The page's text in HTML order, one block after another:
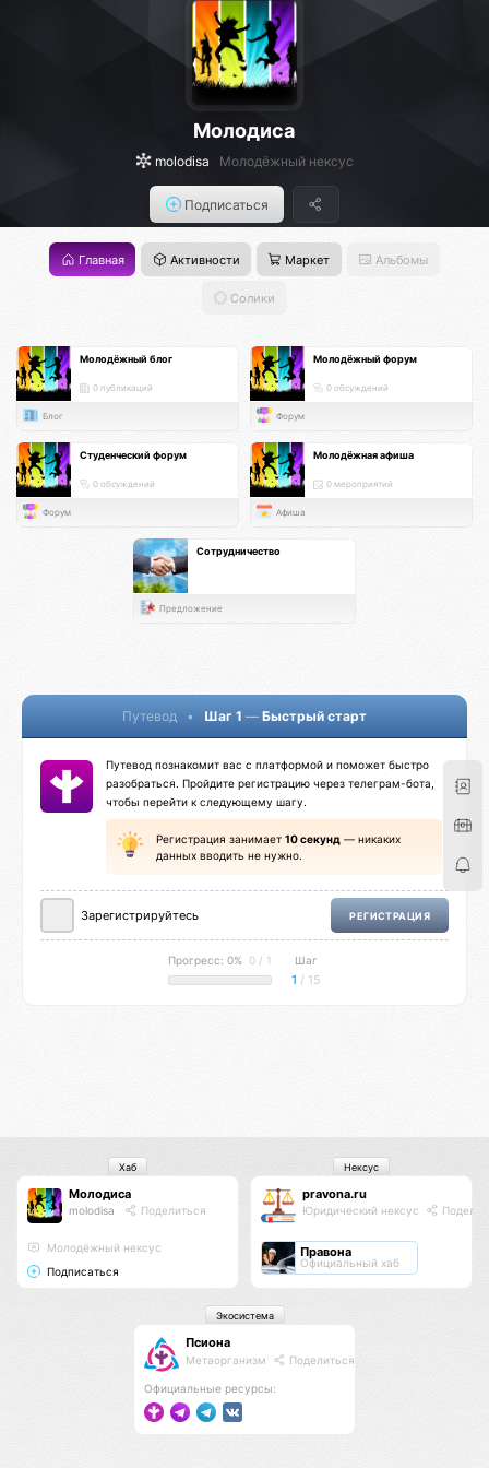
Молодиса
molodisa Молодёжный нексус
Подписаться
Главная Активности Маркет Альбомы
Солики
Молодёжный блог
0 публикаций
Блог
Молодёжный форум
0 обсуждений
Форум
Студенческий форум
0 обсуждений
Форум
Молодёжная афиша
0 мероприятий
Афиша
Сотрудничество
Предложение
Путевод • Шаг 1 — Быстрый старт
Путевод познакомит вас с платформой и поможет быстро
разобраться. Пройдите регистрацию через телеграм-бота,
чтобы перейти к следующему шагу.
Регистрация занимает 10 секунд — никаких
данных вводить не нужно.
Зарегистрируйтесь РЕГИСТРАЦИЯ
Прогресс: 0% 0 / 1 Шаг
1 / 15
Молодиса
molodisa Поделиться
Молодёжный нексус
Подписаться
Хаб
pravona.ru
Юридический нексус
Правона
Официальный хаб
Нексус
Псиона
Метаорганизм Поделиться
Официальные ресурсы:
Экосистема